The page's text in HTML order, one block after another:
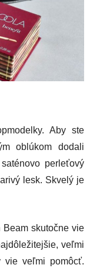
Aby ste
oblúkom dodali
perleťový
lesk. Skvelý je
skutočne vie
veľmi
vie veľmi pomôcť.